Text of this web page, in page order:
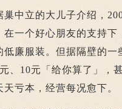
立的大儿子介绍，
在一个好心朋友的支持
低廉服装。但据隔壁的
、10元「给你算了」，
天亏本，经营每况愈下。